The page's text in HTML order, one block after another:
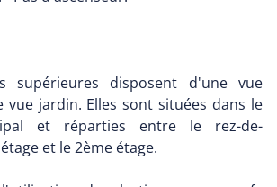
supérieures disposent d'une vue
vue jardin. Elles sont situées dans le
et réparties entre le rez-de-
et le 2ème étage.